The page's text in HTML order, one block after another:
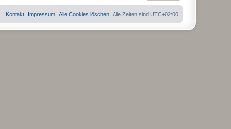
Alle Zeiten sind UTC+02:00
Alle Cookies löschen
Impressum
Kontakt